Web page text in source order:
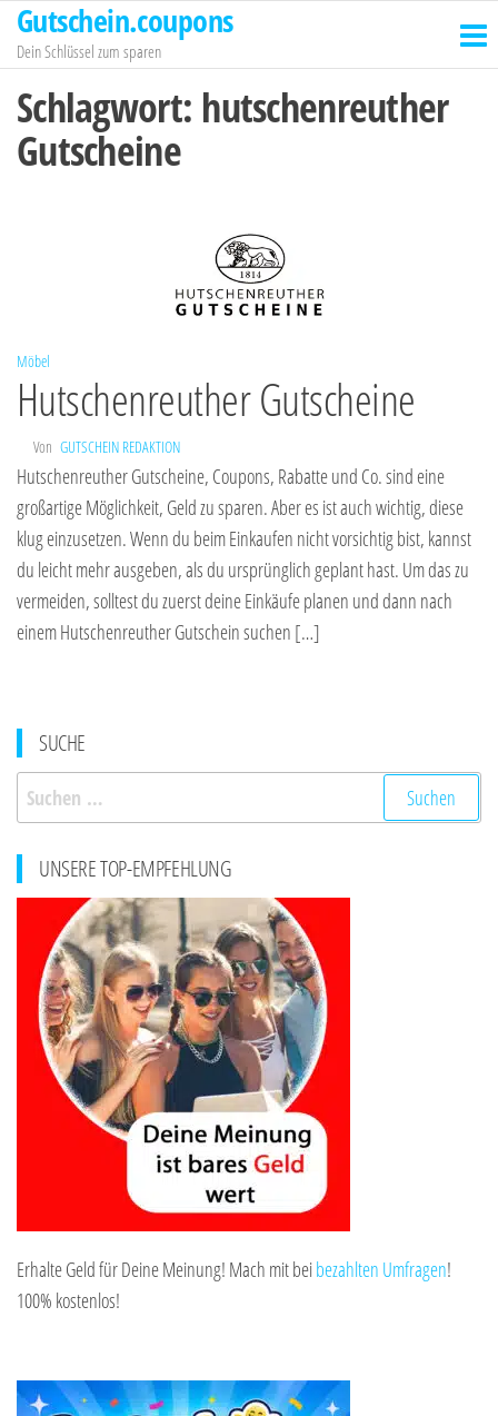
Zum
Inhalt
springen
Gutschein.coupons
Dein Schlüssel zum sparen
Schlagwort: hutschenreuther
Gutscheine
Möbel
Hutschenreuther Gutscheine
Von GUTSCHEIN REDAKTION
Hutschenreuther Gutscheine, Coupons, Rabatte und Co. sind eine
großartige Möglichkeit, Geld zu sparen. Aber es ist auch wichtig, diese
klug einzusetzen. Wenn du beim Einkaufen nicht vorsichtig bist, kannst
du leicht mehr ausgeben, als du ursprünglich geplant hast. Um das zu
vermeiden, solltest du zuerst deine Einkäufe planen und dann nach
einem Hutschenreuther Gutschein suchen […]
SUCHE
Suchen
nach:
UNSERE TOP-EMPFEHLUNG
Erhalte Geld für Deine Meinung! Mach mit beibezahlten Umfragen!
100% kostenlos!